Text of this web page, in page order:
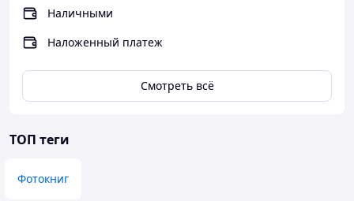
Наличными
Наложенный платеж
Смотреть всё
ТОП теги
Фотокниг